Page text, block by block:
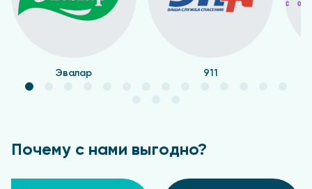
Эвалар 911
Почему с нами выгодно?